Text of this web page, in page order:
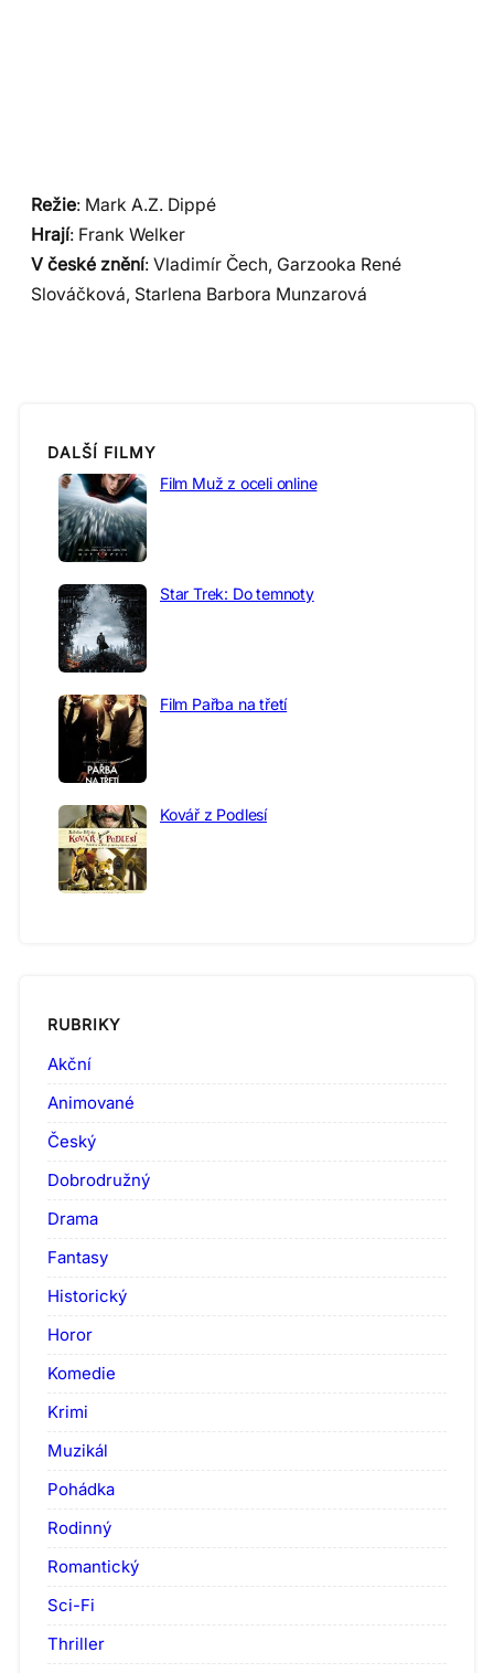
Režie: Mark A.Z. Dippé
Hrají: Frank Welker
V české znění: Vladimír Čech, Garzooka René
Slováčková, Starlena Barbora Munzarová
DALŠÍ FILMY
Film Muž z oceli online
Star Trek: Do temnoty
Film Pařba na třetí
Kovář z Podlesí
RUBRIKY
Akční
Animované
Český
Dobrodružný
Drama
Fantasy
Historický
Horor
Komedie
Krimi
Muzikál
Pohádka
Rodinný
Romantický
Sci-Fi
Thriller